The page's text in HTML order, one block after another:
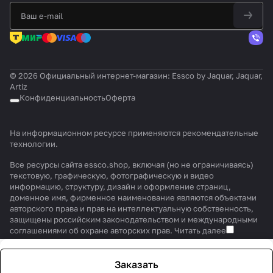
Заказать
© 2026 Официальный интернет-магазин: Essco by Jaquar, Jaquar,
Artiz
КонфиденциальностьОферта
На информационном ресурсе применяются рекомендательные
технологии.
Все ресурсы сайта essco.shop, включая (но не ограничиваясь)
текстовую, графическую, фотографическую и видео
информацию, структуру, дизайн и оформление страниц,
доменное имя, фирменное наименование являются объектами
авторского права и прав на интеллектуальную собственность,
защищены российским законодательством и международными
соглашениями об охране авторских прав. Читать далее